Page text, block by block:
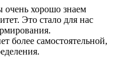
хорошо знаем
Это стало для нас
более самостоятельной,